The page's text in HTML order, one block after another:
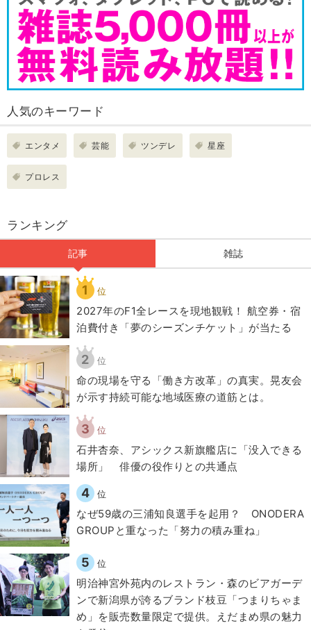
人気のキーワード
エンタメ 芸能 ツンデレ 星座
プロレス
ランキング
記事 雑誌
1 位
2027年のF1全レースを現地観戦！ 航空券・宿
泊費付き「夢のシーズンチケット」が当たる
2 位
​命の現場を守る「働き方改革」の真実。晃友会
が示す持続可能な地域医療の道筋とは。
3 位
石井杏奈、アシックス新旗艦店に「没入できる
場所」 俳優の役作りとの共通点
4 位
なぜ59歳の三浦知良選手を起用？ ONODERA
GROUPと重なった「努力の積み重ね」
5 位
明治神宮外苑内のレストラン・森のビアガーデ
ンで新潟県が誇るブランド枝豆「つまりちゃま
め」を販売数量限定で提供。えだまめ県の魅力